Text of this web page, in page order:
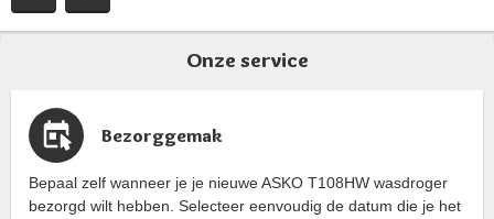
Onze service
Bezorggemak
Bepaal zelf wanneer je je nieuwe ASKO T108HW wasdroger
bezorgd wilt hebben. Selecteer eenvoudig de datum die je het